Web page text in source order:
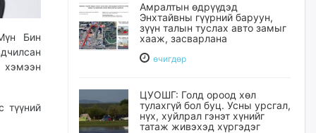
Бин
түүний
Амралтын өдрүүдэд
Энхтайвны гүүрний баруун,
зүүн талын туслах авто замыг
хааж, засварлана
өчигдѳр
ЦУОШГ: Голд ороод хөл
тулахгүй бол буц. Усны урсгал,
нүх, хуйлрал гэнэт хүнийг
татаж живэхэд хүргэдэг